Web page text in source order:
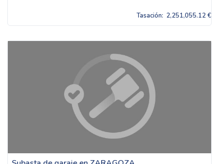
Tasación: 2,251,055.12 €